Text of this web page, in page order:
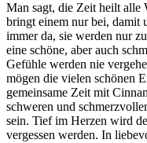
Man sagt, die Zeit heilt alle
bringt einem nur bei, damit
immer da, sie werden nur
eine schöne, aber auch
Gefühle werden nie
mögen die vielen schönen
gemeinsame Zeit mit
schweren und
sein. Tief im Herzen wird
vergessen werden. In